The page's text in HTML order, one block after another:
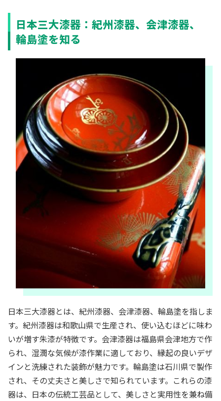
日本三大漆器：紀州漆器、会津漆器、
輪島塗を知る
日本三大漆器とは、紀州漆器、会津漆器、輪島塗を指しま
す。紀州漆器は和歌山県で生産され、使い込むほどに味わ
いが増す朱漆が特徴です。会津漆器は福島県会津地方で作
られ、湿潤な気候が漆作業に適しており、縁起の良いデザ
インと洗練された装飾が魅力です。輪島塗は石川県で製作
され、その丈夫さと美しさで知られています。これらの漆
器は、日本の伝統工芸品として、美しさと実用性を兼ね備